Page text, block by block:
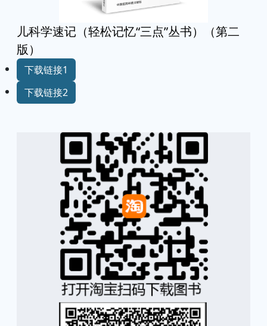
儿科学速记（轻松记忆“三点”丛书）（第二
版）
下载链接1
下载链接2